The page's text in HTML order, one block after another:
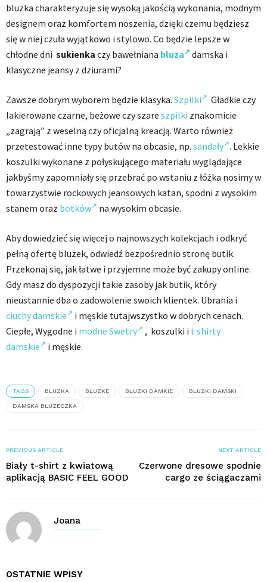
bluzka charakteryzuje się wysoką jakością wykonania, modnym
designem oraz komfortem noszenia, dzięki czemu będziesz
się w niej czuła wyjątkowo i stylowo. Co będzie lepsze w
chłodne dni sukienka czy bawełniana bluza
damska i
klasyczne jeansy z dziurami?
Zawsze dobrym wyborem będzie klasyka. Szpilki
Gładkie czy
lakierowane czarne, beżowe czy szare szpilki znakomicie
„zagrają” z weselną czy oficjalną kreacją. Warto również
przetestować inne typy butów na obcasie, np. sandały . Lekkie
koszulki wykonane z połyskującego materiału wyglądające
jakbyśmy zapomniały się przebrać po wstaniu z łóżka nosimy w
towarzystwie rockowych jeansowych katan, spodni z wysokim
stanem oraz botków na wysokim obcasie.
Aby dowiedzieć się więcej o najnowszych kolekcjach i odkryć
pełną ofertę bluzek, odwiedź bezpośrednio stronę butik.
Przekonaj się, jak łatwe i przyjemne może być zakupy online.
Gdy masz do dyspozycji takie zasoby jak butik, który
nieustannie dba o zadowolenie swoich klientek. Ubrania i
ciuchy damskie
i męskie tutajwszystko w dobrych cenach.
Ciepłe, Wygodne i modne Swetry , koszulki i t shirty
damskie
i męskie.
TAGS BLUZKA BLUZKE BLUZKI DAMKIE BLUZKI DAMSKI
DAMSKA BLUZECZKA
PREVIOUS ARTICLE
Biały t-shirt z kwiatową
aplikacją BASIC FEEL GOOD
NEXT ARTICLE
Czerwone dresowe spodnie
cargo ze ściągaczami
Joana
OSTATNIE WPISY